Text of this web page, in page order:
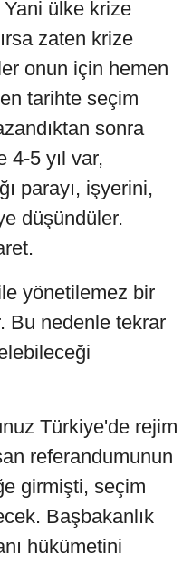
ülke krize
zaten krize
onun için hemen
tarihte seçim
sonra
4-5 yıl var,
parayı, işyerini,
düşündüler.
yönetilemez bir
Bu nedenle tekrar
Türkiye'de rejim
referandumunun
girmişti, seçim
Başbakanlık
hükümetini